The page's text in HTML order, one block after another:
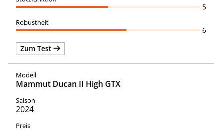
5
6
Zum Test
Mammut Ducan II High GTX
2024